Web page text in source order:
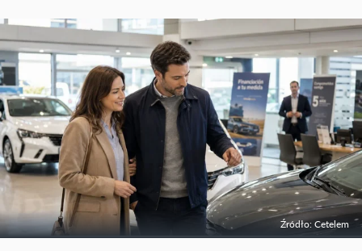
Źródło: Cetelem